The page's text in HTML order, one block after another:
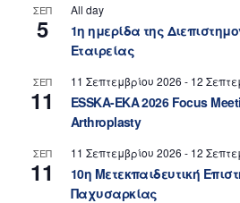
ΣΕΠ
5
All day
1η ημερίδα της
Εταιρείας
ΣΕΠ
11
11 Σεπτεμβρίου 2026 - 12
ESSKA-EKA 2026 Focus
Arthroplasty
ΣΕΠ
11
11 Σεπτεμβρίου 2026 - 12
10η Μετεκπαιδευτική
Παχυσαρκίας